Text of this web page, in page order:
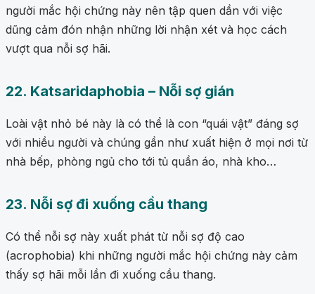
người mắc hội chứng này nên tập quen dần với việc
dũng cảm đón nhận những lời nhận xét và học cách
vượt qua nỗi sợ hãi.
22. Katsaridaphobia – Nỗi sợ gián
Loài vật nhỏ bé này là có thể là con “quái vật” đáng sợ
với nhiều người và chúng gần như xuất hiện ở mọi nơi từ
nhà bếp, phòng ngủ cho tới tủ quần áo, nhà kho…
23. Nỗi sợ đi xuống cầu thang
Có thể nỗi sợ này xuất phát từ nỗi sợ độ cao
(acrophobia) khi những người mắc hội chứng này cảm
thấy sợ hãi mỗi lần đi xuống cầu thang.